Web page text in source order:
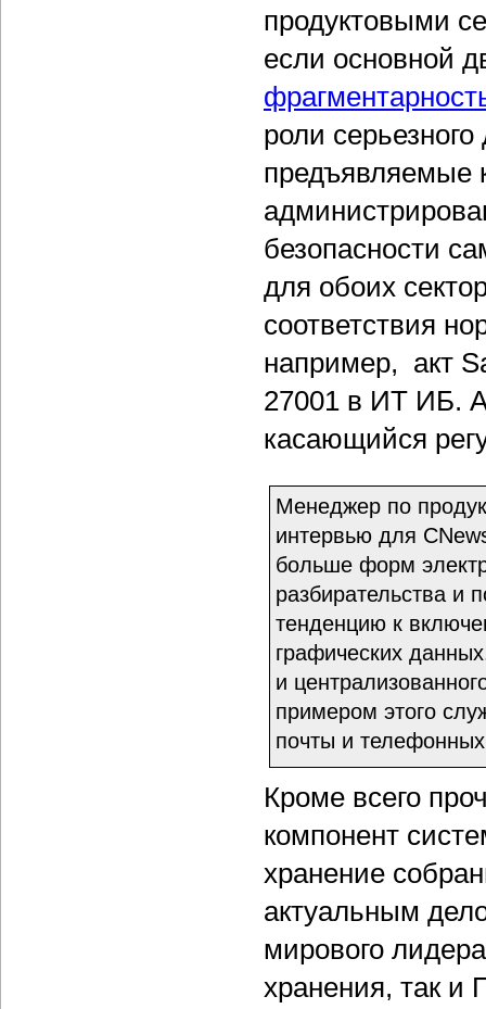
продуктовыми
если основной
роли
предъявляемые
безопасности
для обоих
соответствия
например, акт
27001 в ИТ ИБ.
касающийся
Менеджер по
интервью для
больше форм
разбирательства
тенденцию к
графических
и
примером этого
почты и
Кроме всего
компонент
хранение
актуальным
мирового
хранения, так